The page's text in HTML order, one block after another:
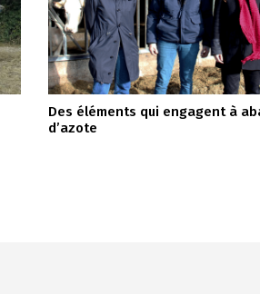
Des éléments qui engagent à
d’azote